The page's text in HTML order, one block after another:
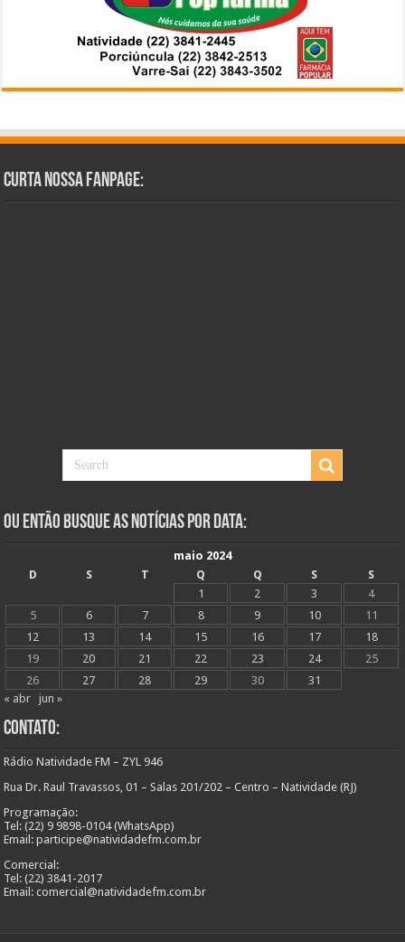
Curta Nossa Fanpage:
Ou Então Busque as Notícias Por Data:
maio 2024
D
S T Q Q S
S
1
2 3
4
5
6 7 8 9 10
11
12
13 14 15 16 17
18
19
20 21 22 23 24
25
26
27 28 29 30
31
« abr
jun »
Contato:
Rádio Natividade FM – ZYL 946
Rua Dr. Raul Travassos, 01 – Salas 201/202 – Centro – Natividade (RJ)
Programação:
Tel: (22) 9 9898-0104 (WhatsApp)
Email: participe@natividadefm.com.br
Comercial:
Tel: (22) 3841-2017
Email: comercial@natividadefm.com.br